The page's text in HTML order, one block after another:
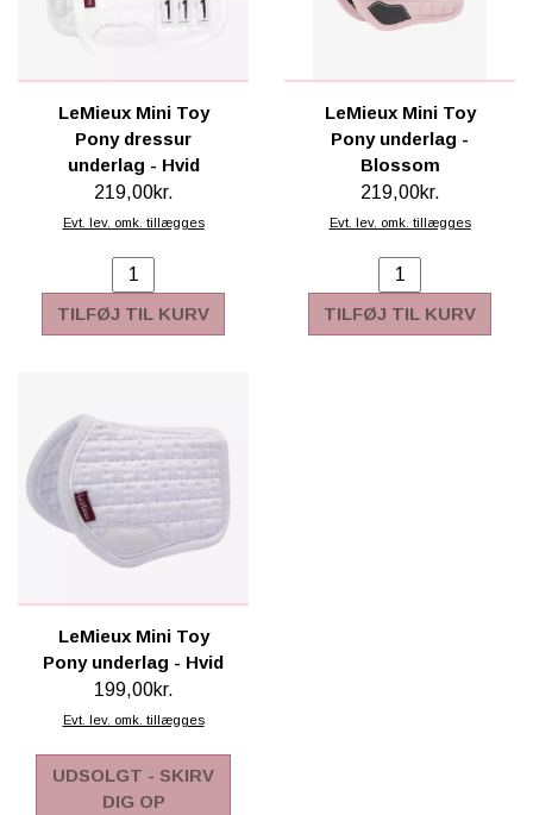
LeMieux Mini Toy
Pony dressur
underlag - Hvid
219,00kr.
Evt. lev. omk. tillægges
TILFØJ TIL KURV
LeMieux Mini Toy
Pony underlag -
Blossom
219,00kr.
Evt. lev. omk. tillægges
TILFØJ TIL KURV
LeMieux Mini Toy
Pony underlag - Hvid
199,00kr.
Evt. lev. omk. tillægges
UDSOLGT - SKIRV
DIG OP